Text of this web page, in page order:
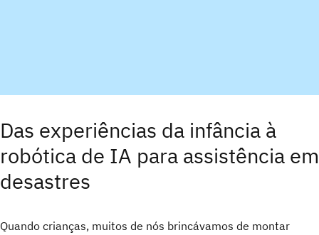
Das experiências da infância à
robótica de IA para assistência em
desastres
Quando crianças, muitos de nós brincávamos de montar